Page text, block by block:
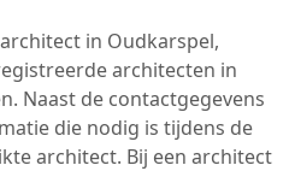
in Oudkarspel,
architecten in
Naast de contactgegevens
die nodig is tijdens de
architect. Bij een architect